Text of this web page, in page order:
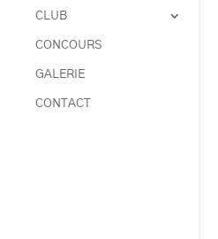
CLUB
CONCOURS
GALERIE
CONTACT